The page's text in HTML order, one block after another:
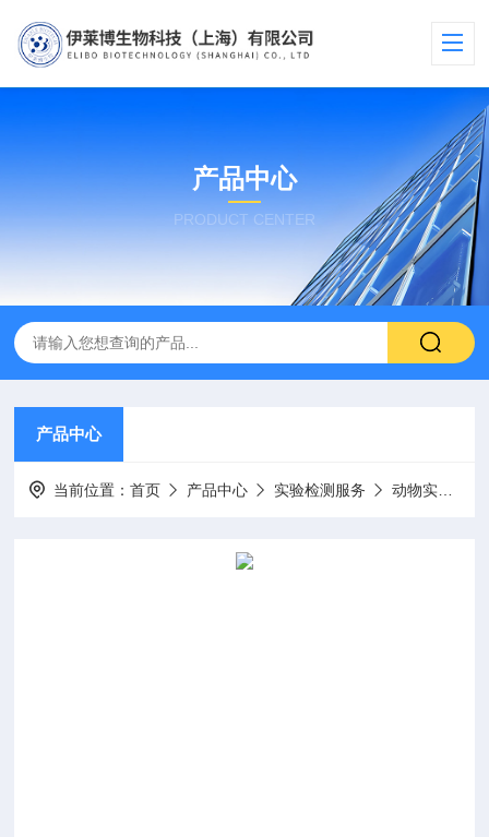
产品中心
PRODUCT CENTER
产品中心
当前位置：首页 产品中心 实验检测服务 动物实验